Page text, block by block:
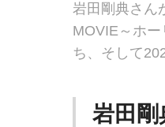
岩田剛典さん
MOVIE～ホ
ち、そして
岩田剛